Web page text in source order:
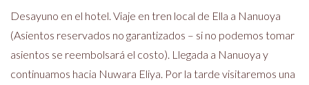
Desayuno en el hotel. Viaje en tren local de Ella a Nanuoya
(Asientos reservados no garantizados – si no podemos tomar
asientos se reembolsará el costo). Llegada a Nanuoya y
continuamos hacia Nuwara Eliya. Por la tarde visitaremos una